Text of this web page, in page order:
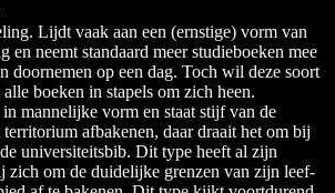
Lijdt vaak aan een (ernstige) vorm van
en neemt standaard meer studieboeken mee
doornemen op een dag. Toch wil deze soort
boeken in stapels om zich heen.
mannelijke vorm en staat stijf van de
territorium afbakenen, daar draait het om bij
universiteitsbib. Dit type heeft al zijn
zich om de duidelijke grenzen van zijn leef-